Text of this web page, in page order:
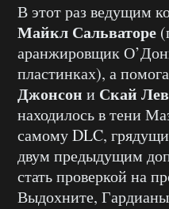
В этот раз ведущим
Майкл Сальваторе
аранжировщик
пластинках), а
Джонсон и Скай
находилось в тени
самому DLC,
двум предыдущим
стать проверкой на
Выдохните,